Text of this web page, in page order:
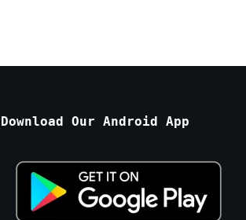
Download Our Android App